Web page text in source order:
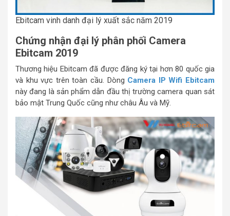
Ebitcam vinh danh đại lý xuất sắc năm 2019
Chứng nhận đại lý phân phối Camera
Ebitcam 2019
Thương hiệu Ebitcam đã được đăng ký tại hơn 80 quốc gia
và khu vực trên toàn cầu. Dòng Camera IP Wifi Ebitcam
này đang là sản phẩm dẫn đầu thị trường camera quan sát
bảo mật Trung Quốc cũng như châu Âu và Mỹ.